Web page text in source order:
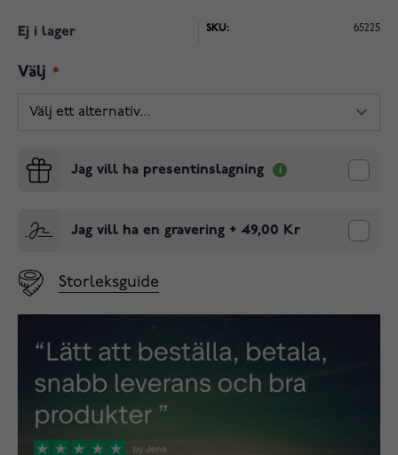
Ej i lager SKU: 65225
Välj
Jag vill ha presentinslagning
Jag vill ha en gravering + 49,00 Kr
Storleksguide